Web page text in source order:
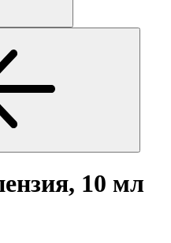
10 мл